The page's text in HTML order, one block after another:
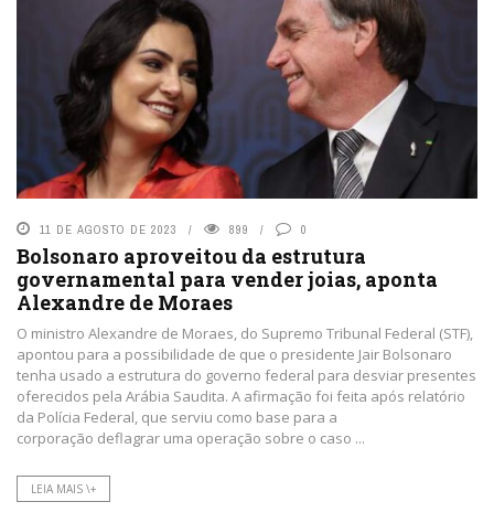
11 DE AGOSTO DE 2023 899 0
Bolsonaro aproveitou da estrutura
governamental para vender joias, aponta
Alexandre de Moraes
O ministro Alexandre de Moraes, do Supremo Tribunal Federal (STF),
apontou para a possibilidade de que o presidente Jair Bolsonaro
tenha usado a estrutura do governo federal para desviar presentes
oferecidos pela Arábia Saudita. A afirmação foi feita após relatório
da Polícia Federal, que serviu como base para a
corporação deflagrar uma operação sobre o caso ...
LEIA MAIS \+